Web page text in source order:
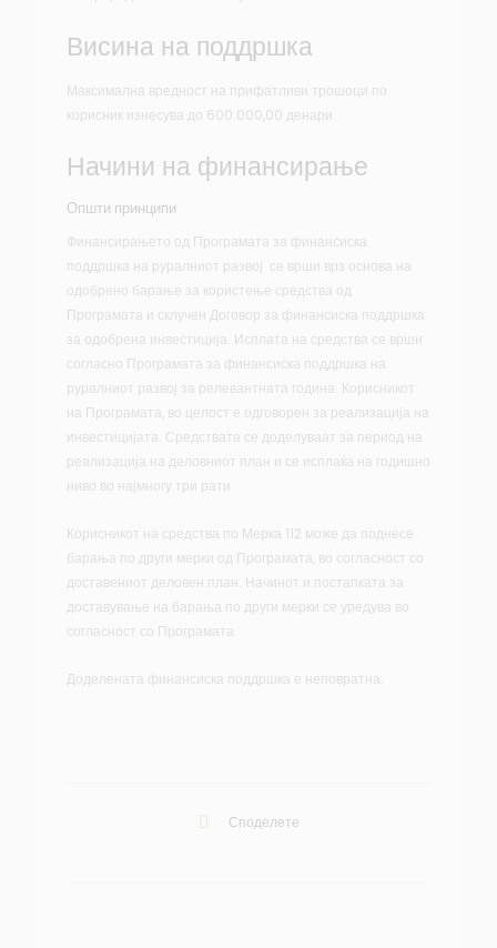
Висина на поддршка
Максимална вредност на прифатливи трошоци по
корисник изнесува до 600.000,00 денари.
Начини на финансирање
Општи принципи
Финансирањето од Програмата за финансиска
поддршка на руралниот развој се врши врз основа на
одобрено барање за користење средства од
Програмата и склучен Договор за финансиска поддршка
за одобрена инвестиција. Исплата на средства се врши
согласно Програмата за финансиска поддршка на
руралниот развој за релевантната година. Корисникот
на Програмата, во целост е одговорен за реализација на
инвестицијата. Средствата се доделуваат за период на
реализација на деловниот план и се исплаќа на годишно
ниво во најмногу три рати.
Корисникот на средства по Мерка 112 може да поднесе
барања по други мерки од Програмата, во согласност со
доставениот деловен план. Начинот и постапката за
доставување на барања по други мерки се уредува во
согласност со Програмата.
Доделената финансиска поддршка е неповратна.
Споделете